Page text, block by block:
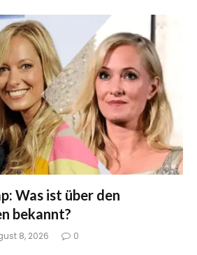
Was ist über den
bekannt?
8, 2026 0